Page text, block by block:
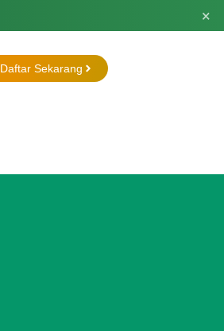
×
Daftar Sekarang